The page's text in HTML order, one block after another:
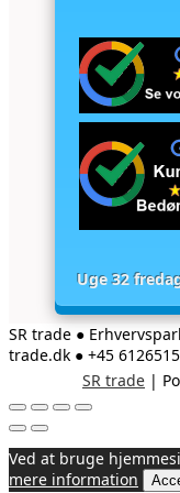
Uge 32
SR trade ●
trade.dk ● +45
SR trade |
Ved at bruge
mere information